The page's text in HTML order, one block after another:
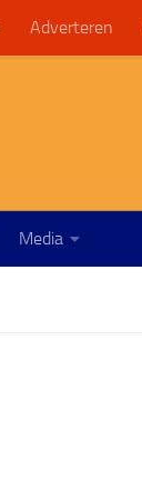
Adverteren
Media